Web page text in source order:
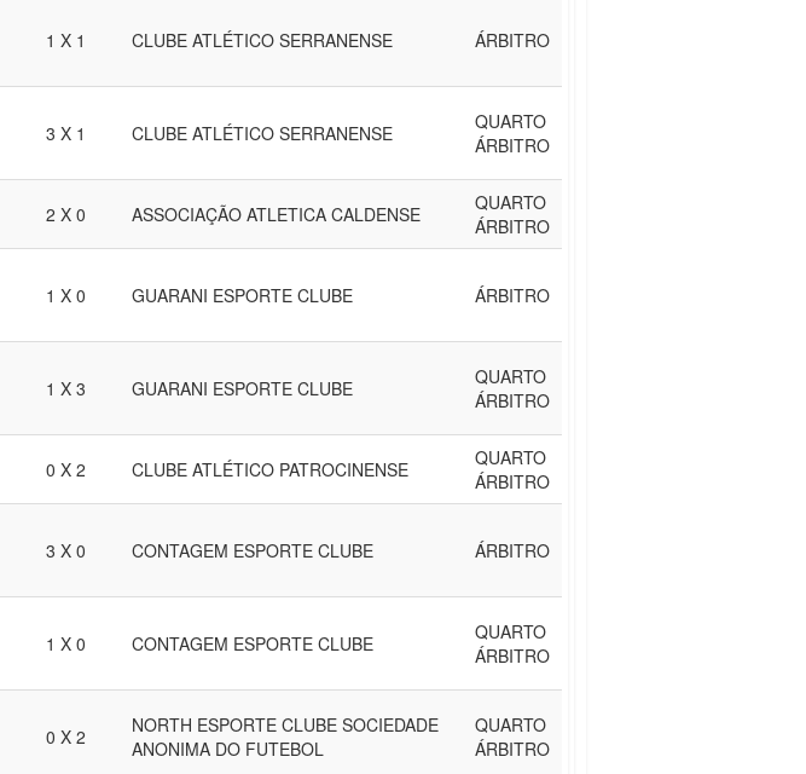
1 X 1 CLUBE ATLÉTICO SERRANENSE ÁRBITRO
3 X 1 CLUBE ATLÉTICO SERRANENSE
QUARTO
ÁRBITRO
2 X 0 ASSOCIAÇÃO ATLETICA CALDENSE
QUARTO
ÁRBITRO
1 X 0 GUARANI ESPORTE CLUBE ÁRBITRO
1 X 3 GUARANI ESPORTE CLUBE
QUARTO
ÁRBITRO
0 X 2 CLUBE ATLÉTICO PATROCINENSE
QUARTO
ÁRBITRO
3 X 0 CONTAGEM ESPORTE CLUBE ÁRBITRO
1 X 0 CONTAGEM ESPORTE CLUBE
QUARTO
ÁRBITRO
0 X 2
NORTH ESPORTE CLUBE SOCIEDADE
ANONIMA DO FUTEBOL
QUARTO
ÁRBITRO